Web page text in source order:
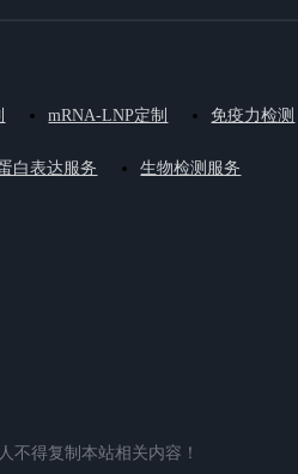
mRNA-LNP定制 免疫力检测
白表达服务 生物检测服务
不得复制本站相关内容！